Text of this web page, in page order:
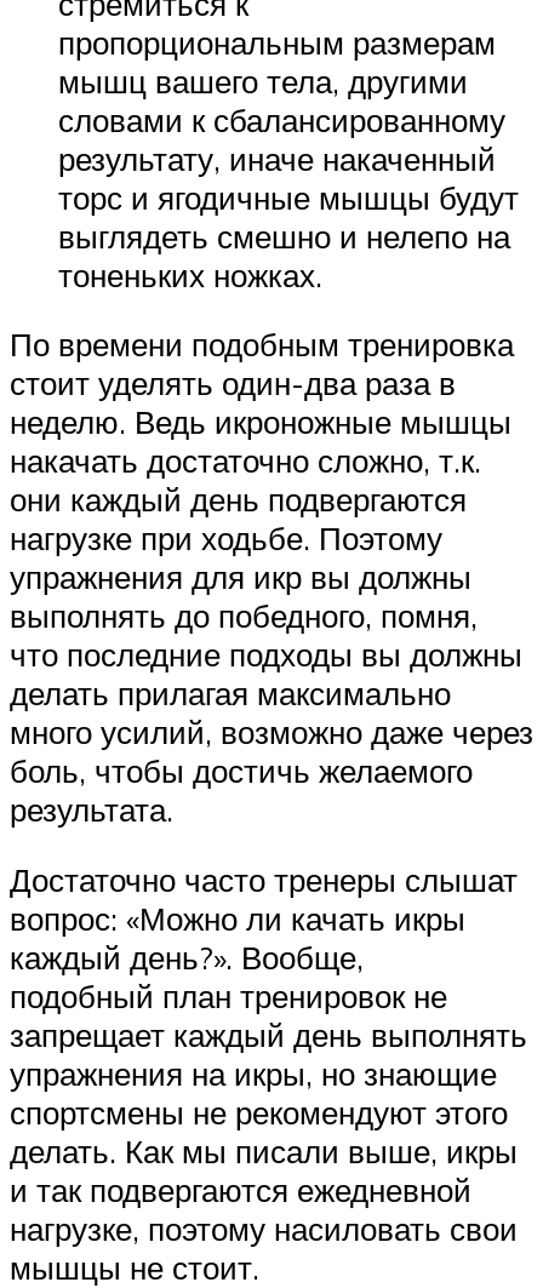
пропорциональным размерам
мышц вашего тела, другими
словами к сбалансированному
результату, иначе накаченный
торс и ягодичные мышцы будут
выглядеть смешно и нелепо на
тоненьких ножках.
По времени подобным тренировка
стоит уделять один-два раза в
неделю. Ведь икроножные мышцы
накачать достаточно сложно, т.к.
они каждый день подвергаются
нагрузке при ходьбе. Поэтому
упражнения для икр вы должны
выполнять до победного, помня,
что последние подходы вы должны
делать прилагая максимально
много усилий, возможно даже через
боль, чтобы достичь желаемого
результата.
Достаточно часто тренеры слышат
вопрос: «Можно ли качать икры
каждый день?». Вообще,
подобный план тренировок не
запрещает каждый день выполнять
упражнения на икры, но знающие
спортсмены не рекомендуют этого
делать. Как мы писали выше, икры
и так подвергаются ежедневной
нагрузке, поэтому насиловать свои
мышцы не стоит.